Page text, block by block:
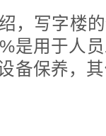
写字楼的
是用于人
备保养，